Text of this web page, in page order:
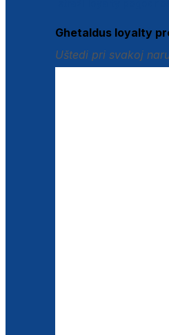
Ghetaldus loyalty
Uštedi pri svakoj